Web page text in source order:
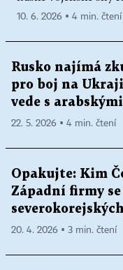
10. 6. 2026 ▪ 4 min. čtení
Rusko najímá
pro boj na
vede s
22. 5. 2026 ▪ 4 min. čtení
Opakujte: Kim
Západní firmy
20. 4. 2026 ▪ 3 min. čtení